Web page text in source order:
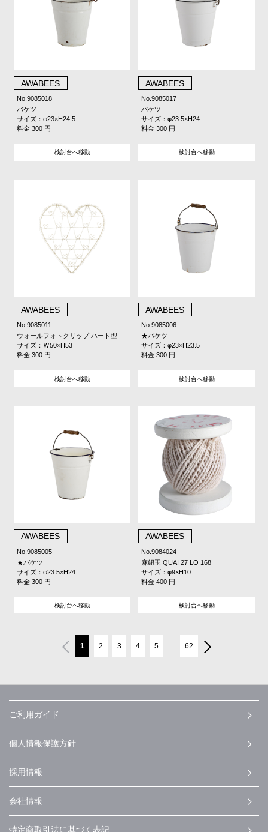
AWABEES
No.9085018
バケツ
サイズ：φ23×H24.5
料金 300 円
検討台へ移動
AWABEES
No.9085017
バケツ
サイズ：φ23.5×H24
料金 300 円
検討台へ移動
AWABEES
No.9085011
ウォールフォトクリップ ハート型
サイズ：Ｗ50×H53
料金 300 円
検討台へ移動
AWABEES
No.9085006
★バケツ
サイズ：φ23×H23.5
料金 300 円
検討台へ移動
AWABEES
No.9085005
★バケツ
サイズ：φ23.5×H24
料金 300 円
検討台へ移動
AWABEES
No.9084024
麻紐玉 QUAI 27 LO 168
サイズ：φ9×H10
料金 400 円
検討台へ移動
1 2 3 4 5
…
62
ご利用ガイド
個人情報保護方針
採用情報
会社情報
特定商取引法に基づく表記